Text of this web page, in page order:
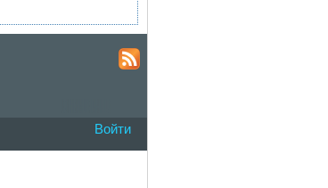
Войти